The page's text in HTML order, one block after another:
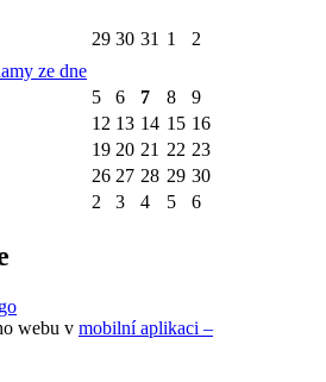
ze dne
29 30 31 1 2
5 6 7 8
9
12 13 14 15 16
19 20 21 22 23
26 27 28 29 30
2 3 4 5 6
webu v mobilní aplikaci –